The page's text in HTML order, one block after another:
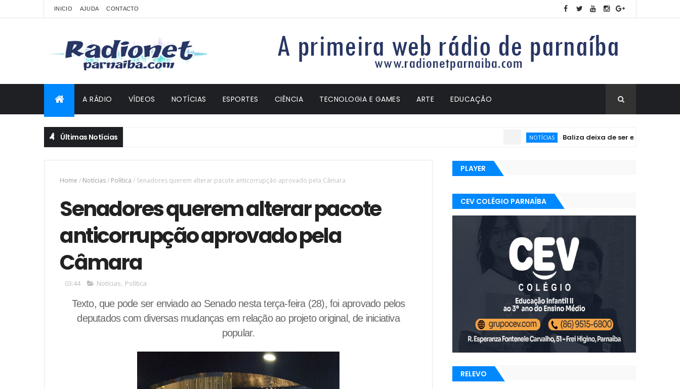
INICIO AJUDA CONTACTO
A RÁDIO VÍDEOS NOTÍCIAS ESPORTES CIÊNCIA TECNOLOGIA E GAMES ARTE EDUCAÇÃO
Últimas Notícias Baliza deixa de ser exigida no exame
Home / Notícias/ Política / Senadores querem alterar pacote anticorrupção aprovado pela Câmara
Senadores querem alterar pacote
anticorrupção aprovado pela
Câmara
03:44 Notícias, Política
Texto, que pode ser enviado ao Senado nesta terça-feira (28), foi aprovado pelos
deputados com diversas mudanças em relação ao projeto original, de iniciativa
popular.
PLAYER
CEV COLÉGIO PARNAÍBA
RELEVO